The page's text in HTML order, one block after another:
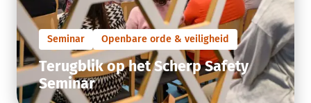
Seminar Openbare orde & veiligheid
Terugblik op het Scherp Safety
Seminar